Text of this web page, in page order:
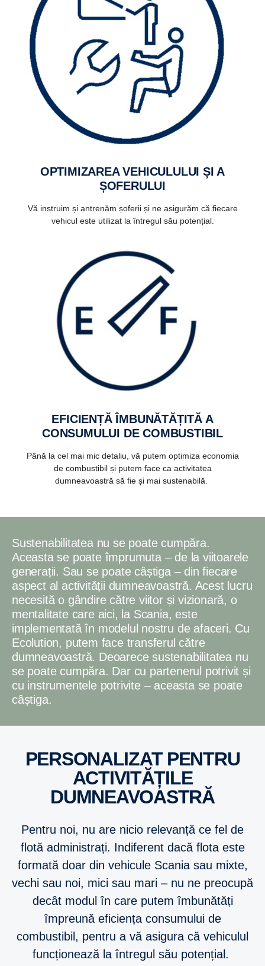
OPTIMIZAREA VEHICULULUI ȘI A
ȘOFERULUI
Vă instruim și antrenăm șoferii și ne asigurăm că fiecare
vehicul este utilizat la întregul său potențial.
EFICIENȚĂ ÎMBUNĂTĂȚITĂ A
CONSUMULUI DE COMBUSTIBIL
Până la cel mai mic detaliu, vă putem optimiza economia
de combustibil și putem face ca activitatea
dumneavoastră să fie și mai sustenabilă.
Sustenabilitatea nu se poate cumpăra.
Aceasta se poate împrumuta – de la viitoarele
generații. Sau se poate câștiga – din fiecare
aspect al activității dumneavoastră. Acest lucru
necesită o gândire către viitor și vizionară, o
mentalitate care aici, la Scania, este
implementată în modelul nostru de afaceri. Cu
Ecolution, putem face transferul către
dumneavoastră. Deoarece sustenabilitatea nu
se poate cumpăra. Dar cu partenerul potrivit și
cu instrumentele potrivite – aceasta se poate
câștiga.
PERSONALIZAT PENTRU
ACTIVITĂȚILE
DUMNEAVOASTRĂ
Pentru noi, nu are nicio relevanță ce fel de
flotă administrați. Indiferent dacă flota este
formată doar din vehicule Scania sau mixte,
vechi sau noi, mici sau mari – nu ne preocupă
decât modul în care putem îmbunătăți
împreună eficiența consumului de
combustibil, pentru a vă asigura că vehiculul
funcționează la întregul său potențial.